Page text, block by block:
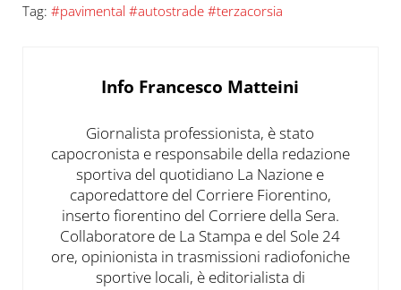
Tag: #pavimental #autostrade #terzacorsia
Info Francesco Matteini
Giornalista professionista, è stato
capocronista e responsabile della redazione
sportiva del quotidiano La Nazione e
caporedattore del Corriere Fiorentino,
inserto fiorentino del Corriere della Sera.
Collaboratore de La Stampa e del Sole 24
ore, opinionista in trasmissioni radiofoniche
sportive locali, è editorialista di